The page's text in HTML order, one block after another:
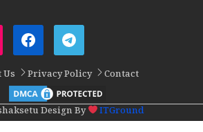
Privacy Policy Contact
Design By ITGround